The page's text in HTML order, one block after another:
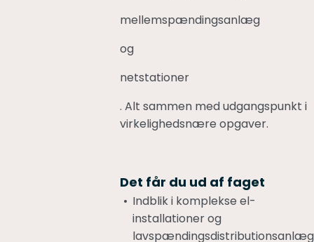
mellemspændingsanlæg
og
netstationer
. Alt sammen med udgangspunkt i
virkelighedsnære opgaver.
Det får du ud af faget
Indblik i komplekse el-
installationer og
lavspændingsdistributionsanlæg